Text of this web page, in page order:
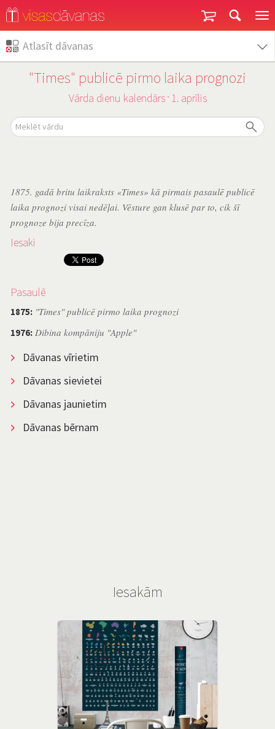
Atlasīt dāvanas
"Times" publicē pirmo laika prognozi
Vārda dienu kalendārs ˙ 1. aprīlis
1875. gadā britu laikraksts «Times» kā pirmais pasaulē publicē
laika prognozi visai nedēļai. Vēsture gan klusē par to, cik šī
prognoze bija precīza.
Iesaki
Pasaulē
1875: "Times" publicē pirmo laika prognozi
1976: Dibina kompāniju "Apple"
Dāvanas vīrietim
Dāvanas sievietei
Dāvanas jaunietim
Dāvanas bērnam
Iesakām